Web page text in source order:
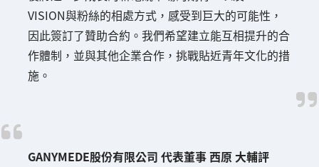
VISION與粉絲的相處方式，感受到巨大的可能性，
因此簽訂了贊助合約。我們希望建立能互相提升的合
作體制，並與其他企業合作，挑戰貼近青年文化的措
施。
GANYMEDE股份有限公司 代表董事 西原 大輔評